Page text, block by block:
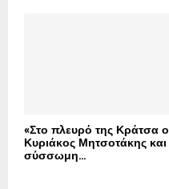
«Στο πλευρό της Κράτσα ο
Κυριάκος Μητσοτάκης και
σύσσωμη...